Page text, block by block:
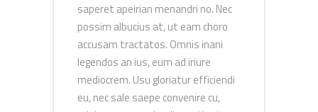
saperet apeirian menandri no. Nec
possim albucius at, ut eam choro
accusam tractatos. Omnis inani
legendos an ius, eum ad iriure
mediocrem. Usu gloriatur efficiendi
eu, nec sale saepe convenire cu,